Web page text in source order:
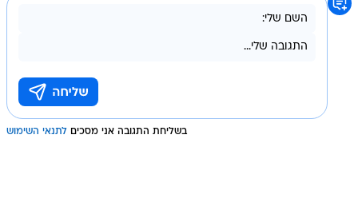
בשליחת התגובה אני מסכים לתנאי השימוש